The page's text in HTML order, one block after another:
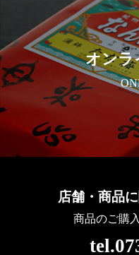
切に管理し、次のい
き、個人情報を第三
・お客さまの同意が
・お客さまが希望さ
当社が業務を委託
・法令に基づき開
当社は、個人情報の
に、セキュリティに
オンラ
店舗・商品
商品のご購